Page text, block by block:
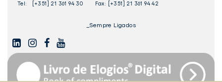
Tel:
[+351] 21 361 94 30 Fax: [+351] 21 361 94 42
_Sempre Ligados
LINKEDININSTAGAMFACEBOOK
YOUTUBE